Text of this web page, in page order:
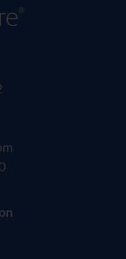
IT-Lösungsanbieter